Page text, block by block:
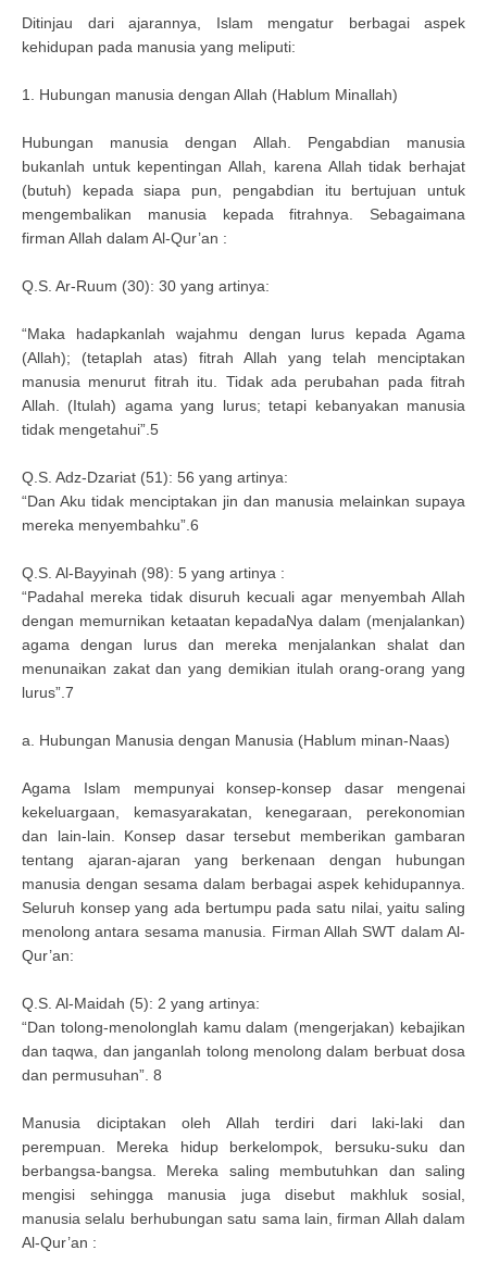
Ditinjau dari ajarannya, Islam mengatur berbagai aspek
kehidupan pada manusia yang meliputi:
1. Hubungan manusia dengan Allah (Hablum Minallah)
Hubungan manusia dengan Allah. Pengabdian manusia
bukanlah untuk kepentingan Allah, karena Allah tidak berhajat
(butuh) kepada siapa pun, pengabdian itu bertujuan untuk
mengembalikan manusia kepada fitrahnya. Sebagaimana
firman Allah dalam Al-Qur’an :
Q.S. Ar-Ruum (30): 30 yang artinya:
“Maka hadapkanlah wajahmu dengan lurus kepada Agama
(Allah); (tetaplah atas) fitrah Allah yang telah menciptakan
manusia menurut fitrah itu. Tidak ada perubahan pada fitrah
Allah. (Itulah) agama yang lurus; tetapi kebanyakan manusia
tidak mengetahui”.5
Q.S. Adz-Dzariat (51): 56 yang artinya:
“Dan Aku tidak menciptakan jin dan manusia melainkan supaya
mereka menyembahku”.6
Q.S. Al-Bayyinah (98): 5 yang artinya :
“Padahal mereka tidak disuruh kecuali agar menyembah Allah
dengan memurnikan ketaatan kepadaNya dalam (menjalankan)
agama dengan lurus dan mereka menjalankan shalat dan
menunaikan zakat dan yang demikian itulah orang-orang yang
lurus”.7
a. Hubungan Manusia dengan Manusia (Hablum minan-Naas)
Agama Islam mempunyai konsep-konsep dasar mengenai
kekeluargaan, kemasyarakatan, kenegaraan, perekonomian
dan lain-lain. Konsep dasar tersebut memberikan gambaran
tentang ajaran-ajaran yang berkenaan dengan hubungan
manusia dengan sesama dalam berbagai aspek kehidupannya.
Seluruh konsep yang ada bertumpu pada satu nilai, yaitu saling
menolong antara sesama manusia. Firman Allah SWT dalam Al-
Qur’an:
Q.S. Al-Maidah (5): 2 yang artinya:
“Dan tolong-menolonglah kamu dalam (mengerjakan) kebajikan
dan taqwa, dan janganlah tolong menolong dalam berbuat dosa
dan permusuhan”. 8
Manusia diciptakan oleh Allah terdiri dari laki-laki dan
perempuan. Mereka hidup berkelompok, bersuku-suku dan
berbangsa-bangsa. Mereka saling membutuhkan dan saling
mengisi sehingga manusia juga disebut makhluk sosial,
manusia selalu berhubungan satu sama lain, firman Allah dalam
Al-Qur’an :